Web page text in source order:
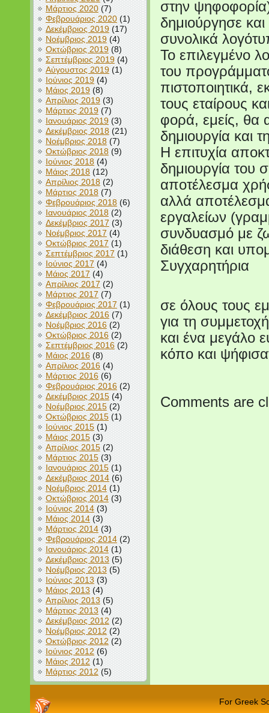
Μάρτιος 2020(7)
Φεβρουάριος 2020(1)
Δεκέμβριος 2019(17)
Νοέμβριος 2019(4)
Οκτώβριος 2019(8)
Σεπτέμβριος 2019(4)
Αύγουστος 2019(1)
Ιούνιος 2019(4)
Μάιος 2019(8)
Απρίλιος 2019(3)
Μάρτιος 2019(7)
Ιανουάριος 2019(3)
Δεκέμβριος 2018(21)
Νοέμβριος 2018(7)
Οκτώβριος 2018(9)
Ιούνιος 2018(4)
Μάιος 2018(12)
Απρίλιος 2018(2)
Μάρτιος 2018(7)
Φεβρουάριος 2018(6)
Ιανουάριος 2018(2)
Δεκέμβριος 2017 (3)
Νοέμβριος 2017(4)
Οκτώβριος 2017(1)
Σεπτέμβριος 2017 (1)
Ιούνιος 2017 (4)
Μάιος 2017 (4)
Απρίλιος 2017 (2)
Μάρτιος 2017 (7)
Φεβρουάριος 2017(1)
Δεκέμβριος 2016(7)
Νοέμβριος 2016(2)
Οκτώβριος 2016(2)
Σεπτέμβριος 2016(2)
Μάιος 2016(8)
Απρίλιος 2016(4)
Μάρτιος 2016(6)
Φεβρουάριος 2016(2)
Δεκέμβριος 2015(4)
Νοέμβριος 2015(2)
Οκτώβριος 2015(1)
Ιούνιος 2015(1)
Μάιος 2015(3)
Απρίλιος 2015(2)
Μάρτιος 2015(3)
Ιανουάριος 2015(1)
Δεκέμβριος 2014(6)
Νοέμβριος 2014(1)
Οκτώβριος 2014(3)
Ιούνιος 2014(3)
Μάιος 2014(3)
Μάρτιος 2014(3)
Φεβρουάριος 2014(2)
Ιανουάριος 2014(1)
Δεκέμβριος 2013 (5)
Νοέμβριος 2013(5)
Ιούνιος 2013(3)
Μάιος 2013(4)
Απρίλιος 2013 (5)
Μάρτιος 2013 (4)
Δεκέμβριος 2012 (2)
Νοέμβριος 2012 (2)
Οκτώβριος 2012 (2)
Ιούνιος 2012 (6)
Μάιος 2012 (1)
Μάρτιος 2012 (5)
στην
δημιούργησε
συνολικά
Το επιλεγμένο
του
πιστοποιητικά,
τους εταίρους
φορά, εμείς, θα
δημιουργία και
Η επιτυχία
δημιουργία του
αποτέλεσμα
αλλά
εργαλείων
συνδυασμό με
διάθεση και
Συγχαρητήρια
σε όλους τους
για τη
και ένα μεγάλο
κόπο και
Comments are
For Greek